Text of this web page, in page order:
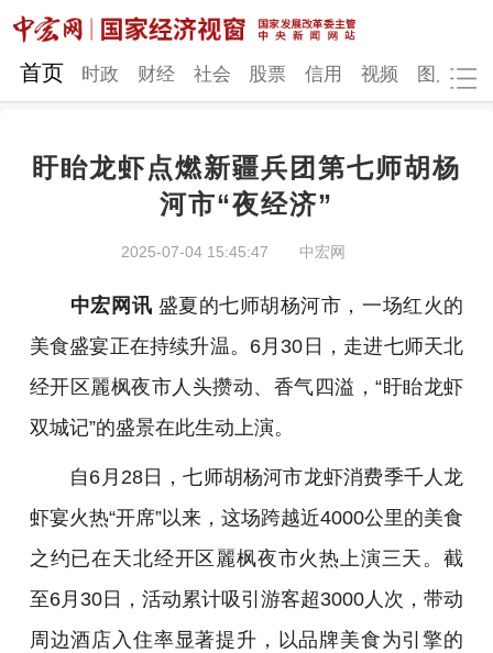
网站地图
财经 社会
图片
地方发展
首页 时政 财经 社会 股票 信用 视频 图片
盱眙龙虾点燃新疆兵团第七师胡杨
河市“夜经济”
2025-07-04 15:45:47 中宏网
中宏网讯 盛夏的七师胡杨河市，一场红火的
美食盛宴正在持续升温。6月30日，走进七师天北
经开区麗枫夜市人头攒动、香气四溢，“盱眙龙虾
双城记”的盛景在此生动上演。
自6月28日，七师胡杨河市龙虾消费季千人龙
虾宴火热“开席”以来，这场跨越近4000公里的美食
之约已在天北经开区麗枫夜市火热上演三天。截
至6月30日，活动累计吸引游客超3000人次，带动
周边酒店入住率显著提升，以品牌美食为引擎的